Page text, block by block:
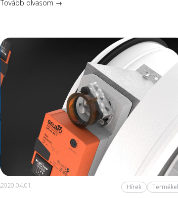
Tovább olvasom →
2020.04.01. Hírek